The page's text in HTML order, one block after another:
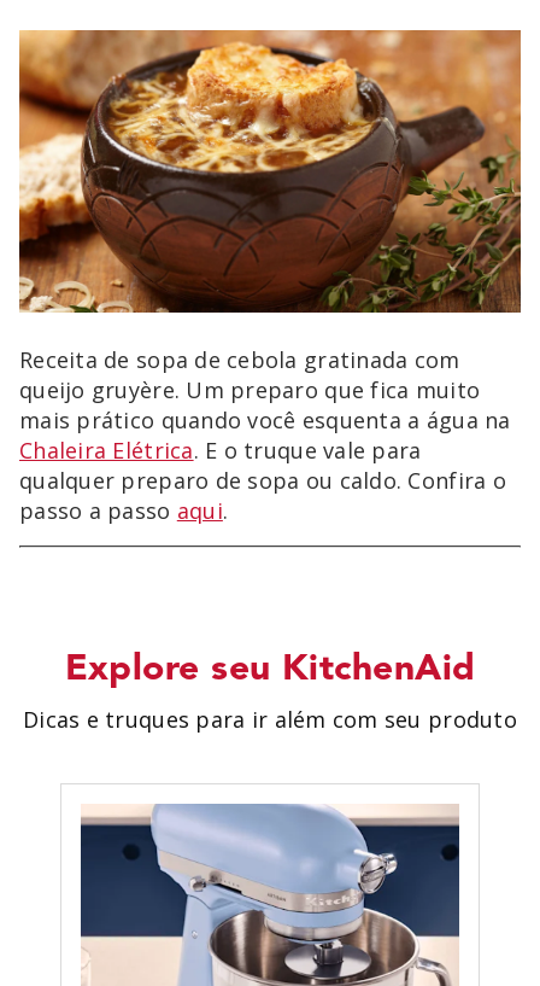
Receita de sopa de cebola gratinada com
queijo gruyère. Um preparo que fica muito
mais prático quando você esquenta a água na
Chaleira Elétrica. E o truque vale para
qualquer preparo de sopa ou caldo. Confira o
passo a passo aqui.
Explore seu KitchenAid
Dicas e truques para ir além com seu produto